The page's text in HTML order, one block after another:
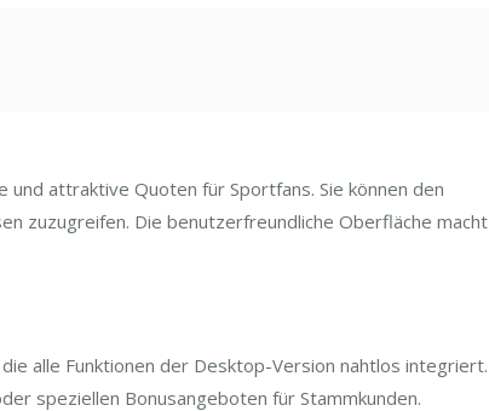
attraktive Quoten für Sportfans. Sie können den
zuzugreifen. Die benutzerfreundliche Oberfläche macht
alle Funktionen der Desktop-Version nahtlos integriert.
speziellen Bonusangeboten für Stammkunden.